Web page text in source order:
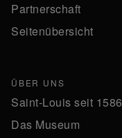
Partnerschaft
Seitenübersicht
ÜBER UNS
Saint-Louis seit 1586
Das Museum